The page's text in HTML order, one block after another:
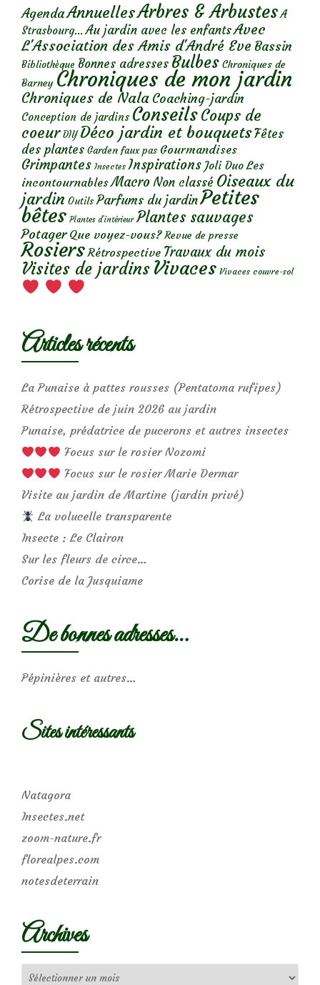
AgendaAnnuellesArbres & Arbustes A
Strasbourg... Au jardin avec les enfantsAvec
L'Association des Amis d'André Eve Bassin
Bibliothèque Bonnes adresses Bulbes Chroniques de
Barney Chroniques de mon jardin
Chroniques de Nala Coaching-jardin
Conception de jardins ConseilsCoups de
coeur DIY Déco jardin et bouquetsFêtes
des plantes Garden faux pas Gourmandises
Grimpantes Insectes Inspirations Joli Duo Les
incontournables Macro Non classé Oiseaux du
jardin Outils Parfums du jardinPetites
bêtes Plantes d’intérieur Plantes sauvages
Potager Que voyez-vous? Revue de presse
Rosiers Rétrospective Travaux du mois
Visites de jardins Vivaces Vivaces couvre-sol
Articles récents
La Punaise à pattes rousses (Pentatoma rufipes)
Rétrospective de juin 2026 au jardin
Punaise, prédatrice de pucerons et autres insectes
Focus sur le rosier Nozomi
Focus sur le rosier Marie Dermar
Visite au jardin de Martine (jardin privé)
La volucelle transparente
Insecte : Le Clairon
Sur les fleurs de circe…
Corise de la Jusquiame
De bonnes adresses…
Pépinières et autres…
Sites intéressants
Natagora
Insectes.net
zoom-nature.fr
florealpes.com
notesdeterrain
Archives